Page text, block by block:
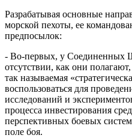
Разрабатывая основные
морской пехоты, ее
предпосылок:
- Во-первых, у Соединенных
отсутствии, как они
так называемая
воспользоваться для
исследований и
процесса инвестирования
перспективных боевых
поле боя.